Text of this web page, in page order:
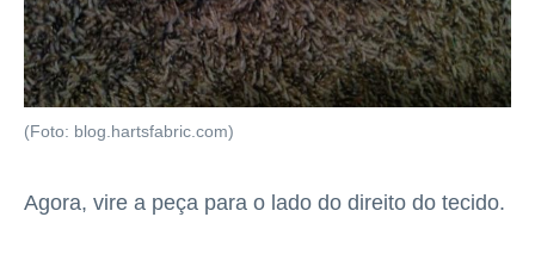
(Foto: blog.hartsfabric.com)
Agora, vire a peça para o lado do direito do tecido.